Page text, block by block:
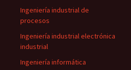
Ingeniería industrial de
procesos
Ingeniería industrial electrónica
industrial
Ingeniería informática